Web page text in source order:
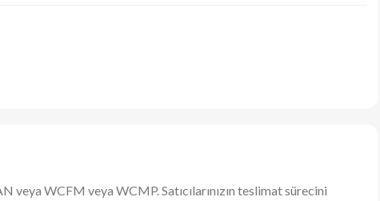
WCFM veya WCMP. Satıcılarınızın teslimat sürecini